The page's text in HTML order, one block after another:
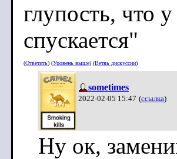
глупость, что
спускается"
(Ответить) (Уровень выше) (Ветвь дискуссии)
sometimes
2022-02-05 15:47 (ссылка)
Ну ок,